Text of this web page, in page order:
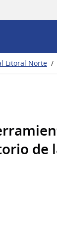
Litoral Norte /
de